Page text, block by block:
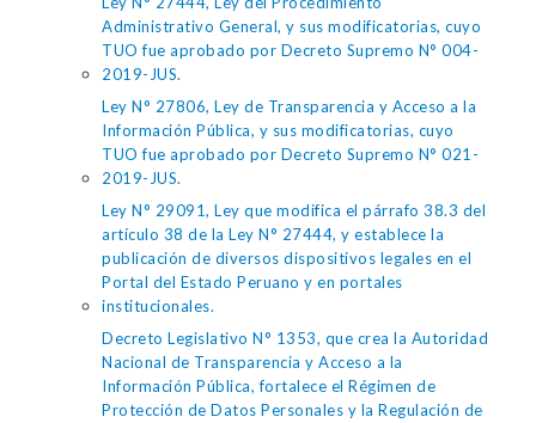
Administrativo General, y sus modificatorias, cuyo
TUO fue aprobado por Decreto Supremo N° 004-
2019-JUS.
Ley N° 27806, Ley de Transparencia y Acceso a la
Información Pública, y sus modificatorias, cuyo
TUO fue aprobado por Decreto Supremo N° 021-
2019-JUS.
Ley N° 29091, Ley que modifica el párrafo 38.3 del
artículo 38 de la Ley N° 27444, y establece la
publicación de diversos dispositivos legales en el
Portal del Estado Peruano y en portales
institucionales.
Decreto Legislativo N° 1353, que crea la Autoridad
Nacional de Transparencia y Acceso a la
Información Pública, fortalece el Régimen de
Protección de Datos Personales y la Regulación de